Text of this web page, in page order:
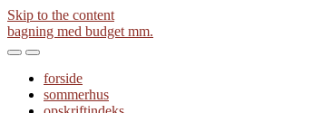
Skip to the content
bagning med budget mm.
Toggle
mobile
menu
Toggle
the
search
field
forside
sommerhus